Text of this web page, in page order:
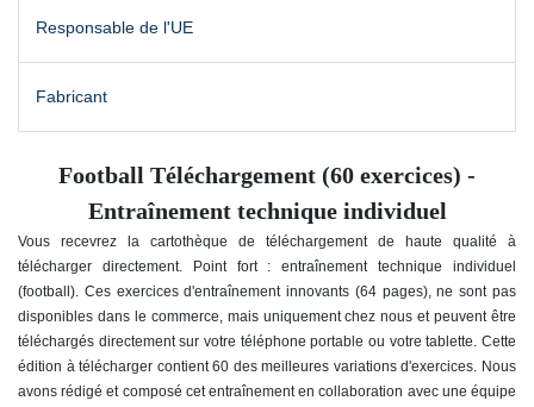
Responsable de l'UE
Fabricant
Football Téléchargement (60 exercices) -
Entraînement technique individuel
Vous recevrez la cartothèque de téléchargement de haute qualité à
télécharger directement. Point fort : entraînement technique individuel
(football). Ces exercices d'entraînement innovants (64 pages), ne sont pas
disponibles dans le commerce, mais uniquement chez nous et peuvent être
téléchargés directement sur votre téléphone portable ou votre tablette. Cette
édition à télécharger contient 60 des meilleures variations d'exercices. Nous
avons rédigé et composé cet entraînement en collaboration avec une équipe